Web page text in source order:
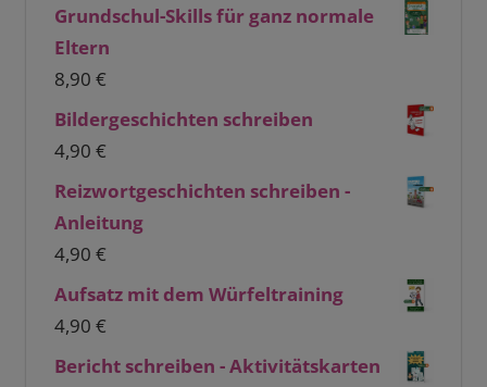
Grundschul-Skills für ganz normale
Eltern
8,90 €
Bildergeschichten schreiben
4,90 €
Reizwortgeschichten schreiben -
Anleitung
4,90 €
Aufsatz mit dem Würfeltraining
4,90 €
Bericht schreiben - Aktivitätskarten